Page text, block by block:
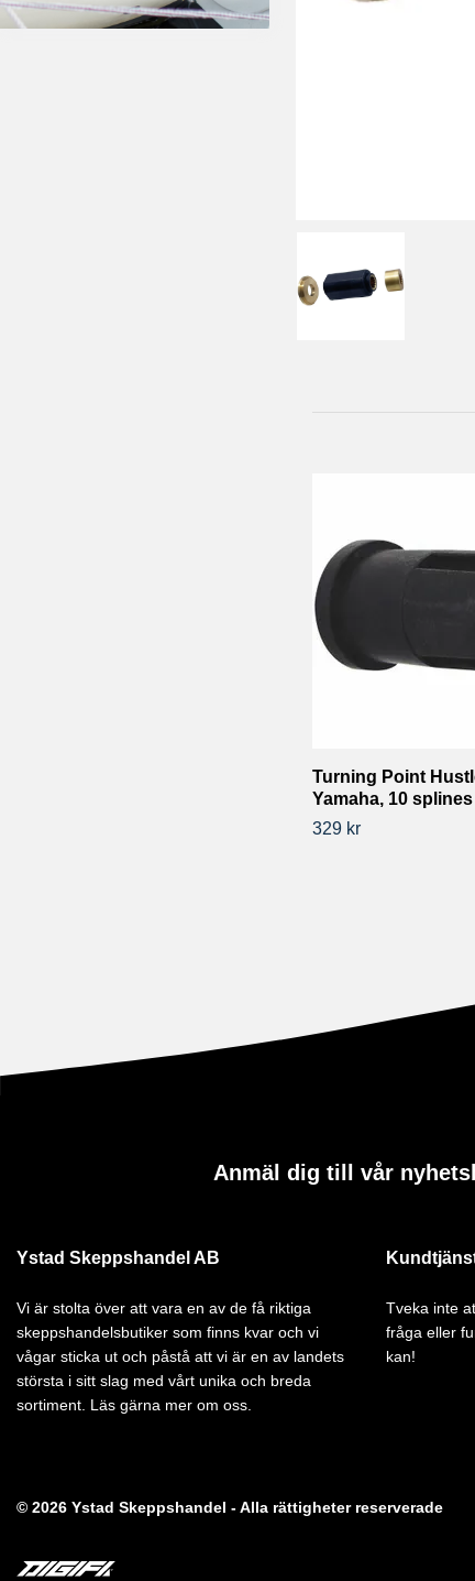
Turning Point
Yamaha, 10 splines
329 kr
Anmäl dig till vår
Ystad Skeppshandel AB
Vi är stolta över att vara en av de få riktiga
skeppshandelsbutiker som finns kvar och vi
vågar sticka ut och påstå att vi är en av landets
största i sitt slag med vårt unika och breda
sortiment. Läs gärna mer om oss.
Tveka inte
fråga eller
kan!
© 2026 Ystad Skeppshandel - Alla rättigheter reserverade